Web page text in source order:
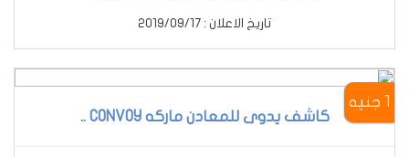
تاريخ الاعلان : 2019/09/17
1 جنيه
كاشف يدوى للمعادن ماركه CONVOY ..